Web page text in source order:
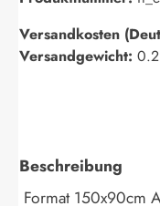
Versandkosten
Versandgewicht:
Beschreibung
Format 150x90cm